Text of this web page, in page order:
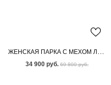
34 900 руб. 69 800 руб.